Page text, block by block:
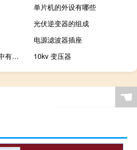
单片机的外设有哪些
光伏逆变器的组成
电源滤波器插座
电源滤波器在音响系统中有作用吗
10kv 变压器
☚